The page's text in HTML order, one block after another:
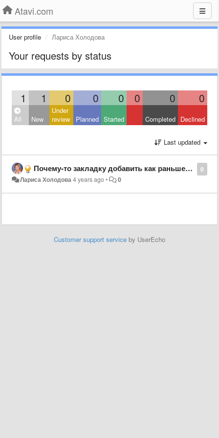
Atavi.com
User profile Лариса Холодова
Your requests by status
1 1 0 0 0 0 0 0
All New
Under
review
Planned Started Completed Declined
Last updated
0
Почему-то закладку добавить как раньше невозможно, только скопировать и добавить...
Лариса Холодова4 years ago• 0
Customer support service by UserEcho